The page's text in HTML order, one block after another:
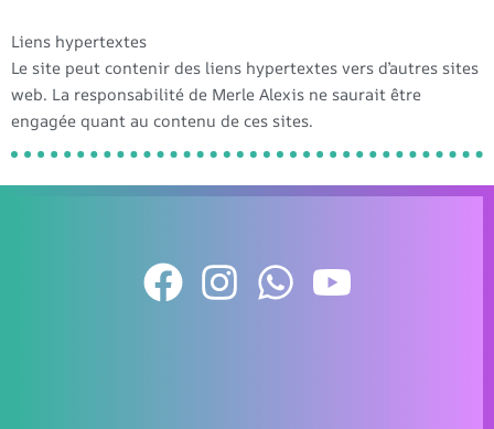
Liens hypertextes
Le site peut contenir des liens hypertextes vers d’autres sites
web. La responsabilité de Merle Alexis ne saurait être
engagée quant au contenu de ces sites.